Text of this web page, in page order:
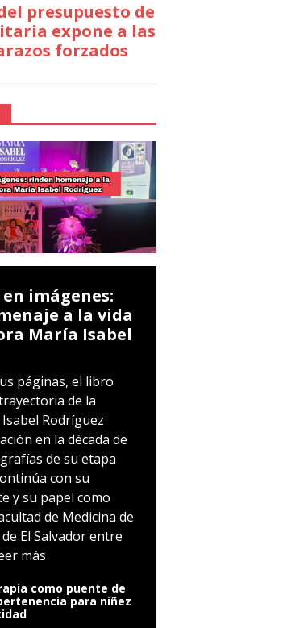
presupuesto de
expone a las
forzados
imágenes:
a la vida
María Isabel
páginas, el libro
de la
Rodríguez
en la década de
de su etapa
con su
y su papel como
de Medicina de
El Salvador entre
más
como puente de
para niñez